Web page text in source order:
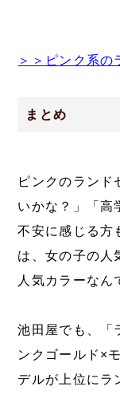
＞＞ピンク系の
まとめ
ピンクのランド
いかな？」「高
不安に感じる方
は、女の子の人
人気カラーなん
池田屋でも、「
ンクゴールド×
デルが上位にラ